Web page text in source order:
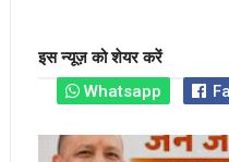
इस न्यूज़ को शेयर करें
Whatsapp